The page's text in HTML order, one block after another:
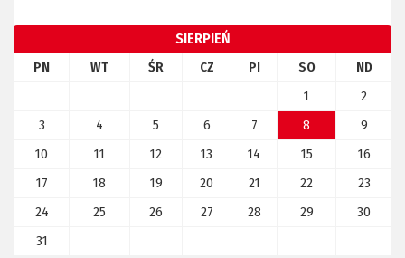
SIERPIEŃ
PN WT ŚR CZ PI SO
ND
1
2
3
4 5 6 7 8
9
10
11 12 13 14 15
16
17
18 19 20 21 22
23
24
25 26 27 28 29
30
31